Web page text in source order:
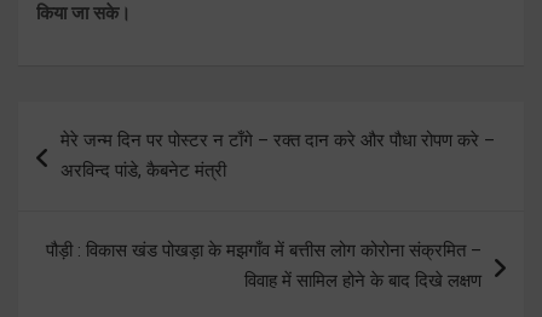
किया जा सके।
navigation
मेरे जन्म दिन पर पोस्टर न टाँगे – रक्त दान करे और पौधा रोपण करे –
अरविन्द पांडे, कैबनेट मंत्री
पौड़ी : विकास खंड पोखड़ा के मझगाँव में बत्तीस लोग कोरोना संक्रमित –
विवाह में सामिल होने के बाद दिखे लक्षण